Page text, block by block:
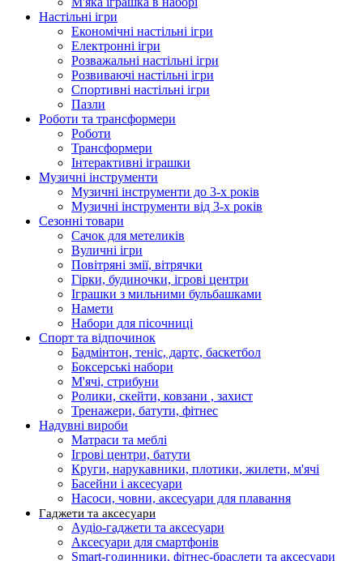
Настільні ігри
Економічні настільні ігри
Електронні ігри
Розважальні настільні ігри
Розвиваючі настільні ігри
Спортивні настільні ігри
Пазли
Роботи та трансформери
Роботи
Трансформери
Інтерактивні іграшки
Музичні інструменти
Музичні інструменти до 3-х років
Музичні інструменти від 3-х років
Сезонні товари
Сачок для метеликів
Вуличні ігри
Повітряні змії, вітрячки
Гірки, будиночки, ігрові центри
Іграшки з мильними бульбашками
Намети
Набори для пісочниці
Спорт та відпочинок
Бадмінтон, теніс, дартс, баскетбол
Боксерські набори
М'ячі, стрибуни
Ролики, скейти, ковзани , захист
Тренажери, батути, фітнес
Надувні вироби
Матраси та меблі
Ігрові центри, батути
Круги, нарукавники, плотики, жилети, м'ячі
Басейни і аксесуари
Насоси, човни, аксесуари для плавання
Гаджети та аксесуари
Аудіо-гаджети та аксесуари
Аксесуари для смартфонів
Smart-годинники, фітнес-браслети та аксесуари